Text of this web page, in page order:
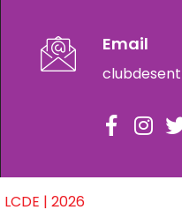
Email
LCDE | 2026